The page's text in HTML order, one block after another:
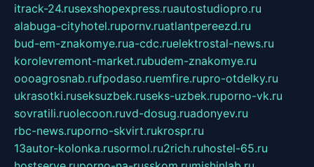
itrack-24.rusexshopexpress.ruautostudiopro.ru
alabuga-cityhotel.rupornv.ruatlantpereezd.ru
bud-em-znakomye.rua-cdc.ruelektrostal-news.ru
korolevremont-market.rubudem-znakomye.ru
oooagrosnab.rufpodaso.ruemfire.rupro-otdelky.ru
ukrasotki.ruseksuzbek.ruseks-uzbek.ruporno-vk.ru
sovratili.ruolecoon.ruvd-dosug.ruadonyev.ru
rbc-news.ruporno-skvirt.rukrospr.ru
13autor-kolonka.rusormol.ru2rich.ruhostel-65.ru